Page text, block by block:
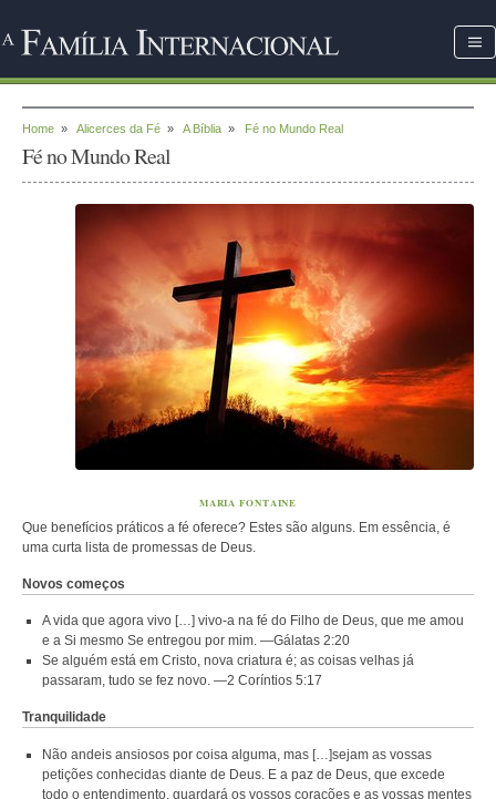
Home » Alicerces da Fé » A Bíblia » Fé no Mundo Real
Fé no Mundo Real
MARIA FONTAINE
Que benefícios práticos a fé oferece? Estes são alguns. Em essência, é
uma curta lista de promessas de Deus.
Novos começos
A vida que agora vivo […] vivo-a na fé do Filho de Deus, que me amou
e a Si mesmo Se entregou por mim. —Gálatas 2:20
Se alguém está em Cristo, nova criatura é; as coisas velhas já
passaram, tudo se fez novo. —2 Coríntios 5:17
Tranquilidade
Não andeis ansiosos por coisa alguma, mas […]sejam as vossas
petições conhecidas diante de Deus. E a paz de Deus, que excede
todo o entendimento, guardará os vossos corações e as vossas mentes